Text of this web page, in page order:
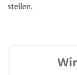
stellen.